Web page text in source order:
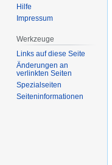
Hilfe
Impressum
Werkzeuge
Links auf diese Seite
Änderungen an
verlinkten Seiten
Spezialseiten
Seiten­­informationen